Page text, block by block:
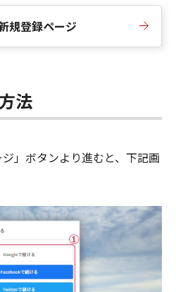
規登録ページ
法
ジ」ボタンより進むと、下記画